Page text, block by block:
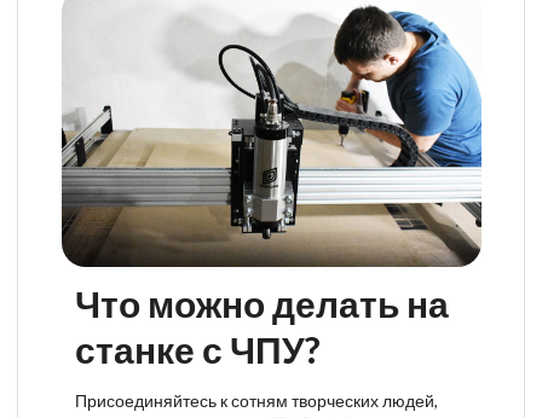
Что можно делать на
станке с ЧПУ?
Присоединяйтесь к сотням творческих людей,